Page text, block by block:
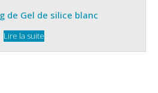
de Gel de silice blanc
Lire la suite